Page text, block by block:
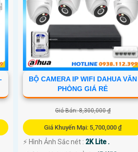
BỘ CAMERA IP WIFI DAHUA VĂN
PHÒNG GIÁ RẺ
Giá Bán: 8,300,000 ₫
Giá Khuyến Mại: 5,700,000 ₫
️⚡ Hình Ảnh Sắc nét : 2K Lite .